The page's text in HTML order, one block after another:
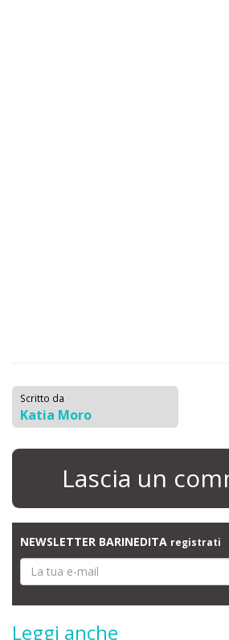
Scritto da
Katia Moro
Lascia un
NEWSLETTER BARINEDITA registrati
Leggi anche